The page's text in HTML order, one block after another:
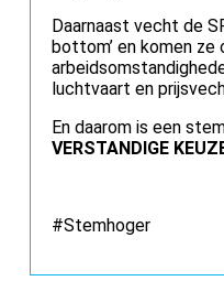
Daarnaast vecht de
bottom’ en komen
luchtvaart en
En daarom is een
VERSTANDIGE
#Stemhoger